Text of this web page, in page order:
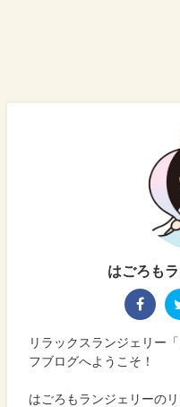
はごろも
リラックスランジェリー
フブログへようこそ！
はごろもランジェリーの